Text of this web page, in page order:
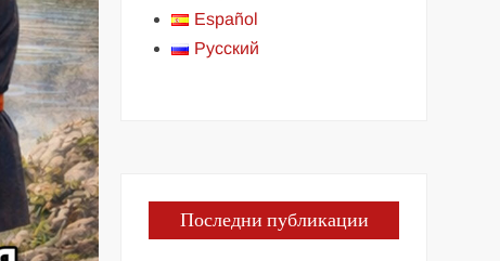
Español
Русский
Последни публикации